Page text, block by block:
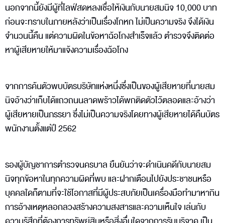
นอกจากนี้ยังมีผู้ที่ไลฟ์สดหลงเชื่อให้เงินกับนายสมนิจ 10,000 บาท
ก่อนจะทราบในภายหลังว่าเป็นเรื่องโกหก ไม่เป็นความจริง จึงได้เงิน
จำนวนนี้คืน แต่ความผิดในข้อหาฉ้อโกงสำเร็จแล้ว ตำรวจจึงติดต่อ
หาผู้เสียหายให้มาแจ้งความเรื่องฉ้อโกง
จากการค้นตัวพบบัตรบริษัทแห่งหนึ่งซึ่งเป็นของผู้เสียหายที่นายสม
นิจอ้างว่าเก็บได้แถวถนนลาดพร้าวได้พกติดตัวไว้ตลอดและอ้างว่า
ผู้เสียหายเป็นภรรยา ซึ่งไม่เป็นความจริงโดยทางผู้เสียหายได้คืนบัตร
พนักงานตั้งแต่ปี 2562
รองผู้บัญชาการตำรวจนครบาล ยืนยันว่าจะดำเนินคดีกับนายสม
นิจทุกข้อหาในทุกความผิดที่พบ และฝากเตือนไปยังประชาชนหรือ
บุคคลใดก็ตามที่จะใช้โอกาสที่มีผู้ประสบภัยเป็นเครื่องมือทำมาหากิน
การอ้างเหตุหลอกลวงสร้างความสงสารและความเห็นใจ เล่นกับ